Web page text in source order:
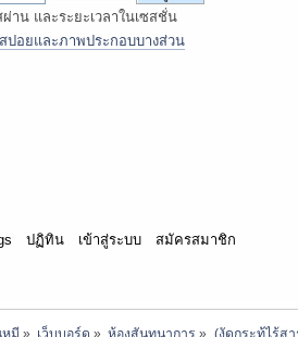
าน และระยะเวลาในเซสชั่น
ปอยและภาพประกอบบางส่วน
ปฏิทิน เข้าสู่ระบบ สมัครสมาชิก
มี » เว็บบอร์ด » ห้องสันทนาการ » (งัดกระทู้ไร้ส